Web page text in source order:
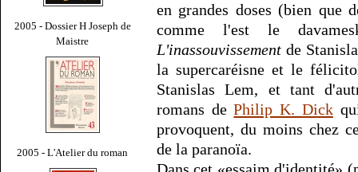
2005 - Dossier H Joseph de
Maistre
2005 - L'Atelier du roman
en grandes doses (bien que
comme l'est le
L'inassouvissement de
la supercaréisne et le
Stanislas Lem, et tant
romans dePhilip K. Dickqui
provoquent, du moins chez
de la paranoïa.